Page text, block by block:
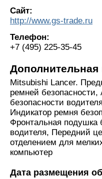
Сайт:
http://www.gs-trade.ru
Телефон:
+7 (495) 225-35-45
Mitsubishi Lancer.
ремней
безопасности
Индикатор ремня
Фронтальная подушка
водителя, Передний
отделением для
компьютер
Дата размещения